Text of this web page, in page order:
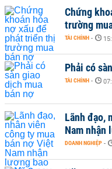
Chứng
trường
TÀI CHÍNH -
Phải có
TÀI CHÍNH -
Lãnh đạo,
Nam nhận
DOANH NGHIỆP -